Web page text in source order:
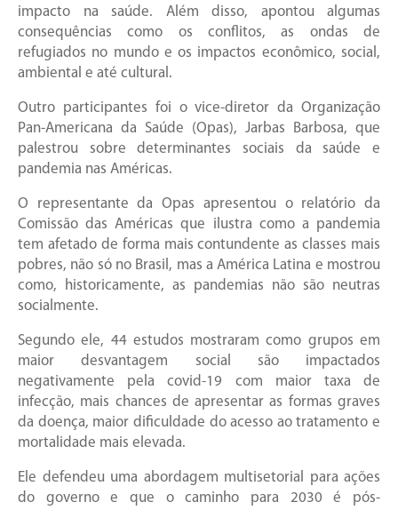
impacto na saúde. Além disso, apontou algumas
consequências como os conflitos, as ondas de
refugiados no mundo e os impactos econômico, social,
ambiental e até cultural.
Outro participantes foi o vice-diretor da Organização
Pan-Americana da Saúde (Opas), Jarbas Barbosa, que
palestrou sobre determinantes sociais da saúde e
pandemia nas Américas.
O representante da Opas apresentou o relatório da
Comissão das Américas que ilustra como a pandemia
tem afetado de forma mais contundente as classes mais
pobres, não só no Brasil, mas a América Latina e mostrou
como, historicamente, as pandemias não são neutras
socialmente.
Segundo ele, 44 estudos mostraram como grupos em
maior desvantagem social são impactados
negativamente pela covid-19 com maior taxa de
infecção, mais chances de apresentar as formas graves
da doença, maior dificuldade do acesso ao tratamento e
mortalidade mais elevada.
Ele defendeu uma abordagem multisetorial para ações
do governo e que o caminho para 2030 é pós-